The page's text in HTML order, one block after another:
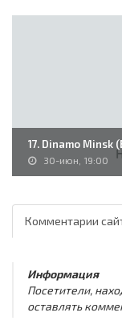
17. Dinamo Minsk
30-июн, 19:00
Комментарии
Информация
Посетители,
оставлять